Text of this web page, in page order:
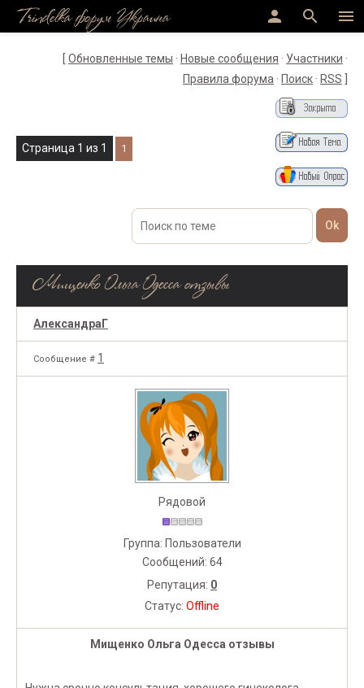
menu
search
person
Trindelka форум Украина
Обновленные темы · Новые сообщения · Участники ·
Правила форума · Поиск · RSS
Страница 1 из 1 1
Мищенко Ольга Одесса отзывы
АлександраГ
Сообщение # 1
Рядовой
Группа: Пользователи
Сообщений: 64
Репутация: 0
Статус: Offline
Мищенко Ольга Одесса отзывы